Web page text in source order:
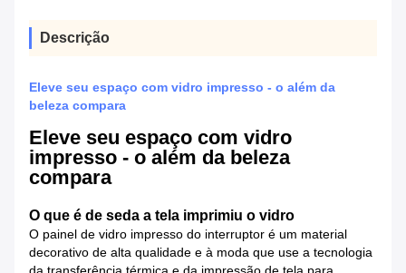
Descrição
Eleve seu espaço com vidro impresso - o além da
beleza compara
Eleve seu espaço com vidro
impresso - o além da beleza
compara
O que é de seda a tela imprimiu o vidro
O painel de vidro impresso do interruptor é um material
decorativo de alta qualidade e à moda que use a tecnologia